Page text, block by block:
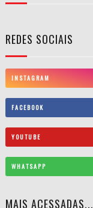
REDES SOCIAIS
INSTAGRAM
FACEBOOK
YOUTUBE
WHATSAPP
MAIS ACESSADAS...